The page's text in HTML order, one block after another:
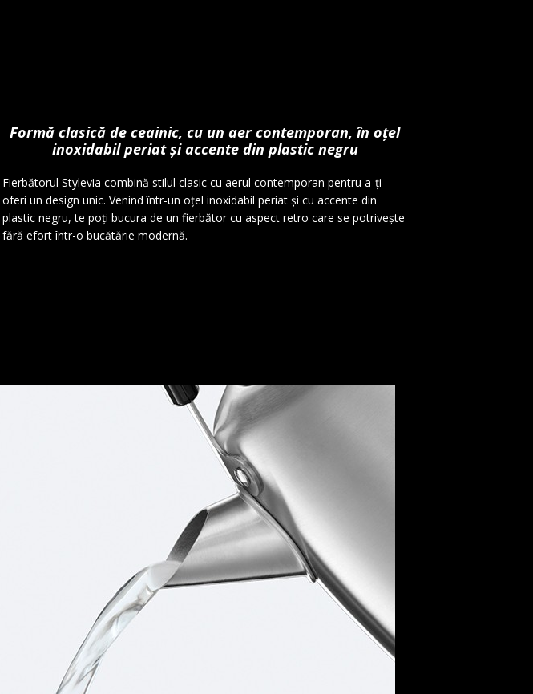
Formă clasică de ceainic, cu un aer contemporan, în oțel
inoxidabil periat și accente din plastic negru
Fierbătorul Stylevia combină stilul clasic cu aerul contemporan pentru a-ți
oferi un design unic. Venind într-un oțel inoxidabil periat și cu accente din
plastic negru, te poți bucura de un fierbător cu aspect retro care se potrivește
fără efort într-o bucătărie modernă.